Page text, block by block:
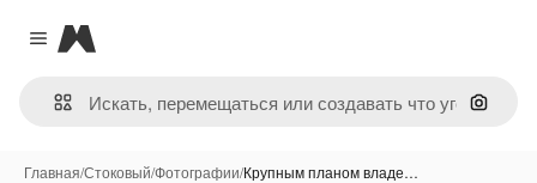
Close menu
Magnific
Поиск
Главная/Стоковый/Фотографии/Крупным планом владе…